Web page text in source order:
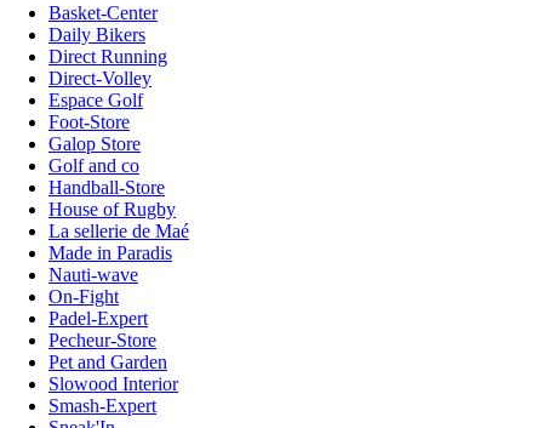
Basket-Center
Daily Bikers
Direct Running
Direct-Volley
Espace Golf
Foot-Store
Galop Store
Golf and co
Handball-Store
House of Rugby
La sellerie de Maé
Made in Paradis
Nauti-wave
On-Fight
Padel-Expert
Pecheur-Store
Pet and Garden
Slowood Interior
Smash-Expert